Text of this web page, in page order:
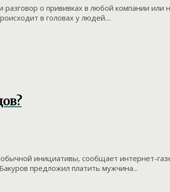
о прививках в любой компании
в головах у людей....
инициативы, сообщает интернет-
предложил платить мужчина...